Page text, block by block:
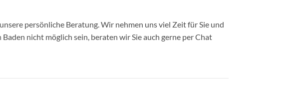
persönliche Beratung. Wir nehmen uns viel Zeit für Sie und
nicht möglich sein, beraten wir Sie auch gerne per Chat